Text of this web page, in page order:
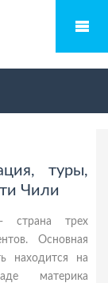
туры,
Чили
страна трех
Основная
находится на
материка